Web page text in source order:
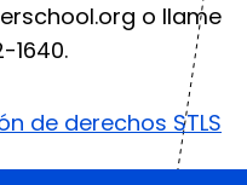
o llame
1640.
de derechos STLS